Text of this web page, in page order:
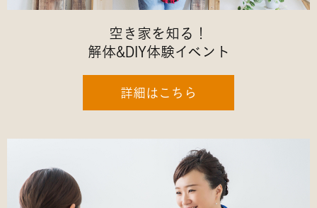
空き家を知る！
解体&DIY体験イベント
詳細はこちら